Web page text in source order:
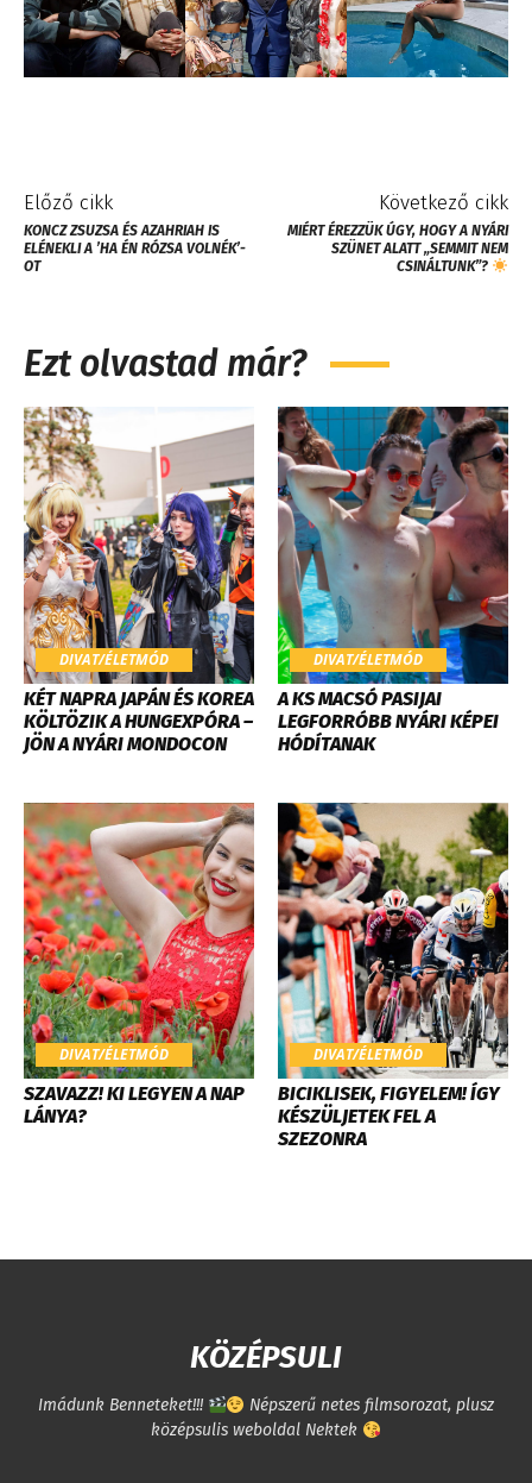
Előző cikk
KONCZ ZSUZSA ÉS AZAHRIAH IS
ELÉNEKLI A ’HA ÉN RÓZSA VOLNÉK’-
OT
Következő cikk
MIÉRT ÉREZZÜK ÚGY, HOGY A NYÁRI
SZÜNET ALATT „SEMMIT NEM
CSINÁLTUNK”?
Ezt olvastad már?
DIVAT/ÉLETMÓD
KÉT NAPRA JAPÁN ÉS KOREA
KÖLTÖZIK A HUNGEXPÓRA –
JÖN A NYÁRI MONDOCON
DIVAT/ÉLETMÓD
A KS MACSÓ PASIJAI
LEGFORRÓBB NYÁRI KÉPEI
HÓDÍTANAK
DIVAT/ÉLETMÓD
SZAVAZZ! KI LEGYEN A NAP
LÁNYA?
DIVAT/ÉLETMÓD
BICIKLISEK, FIGYELEM! ÍGY
KÉSZÜLJETEK FEL A
SZEZONRA
KÖZÉPSULI
Imádunk Benneteket!!!
Népszerű netes filmsorozat, plusz
középsulis weboldal Nektek